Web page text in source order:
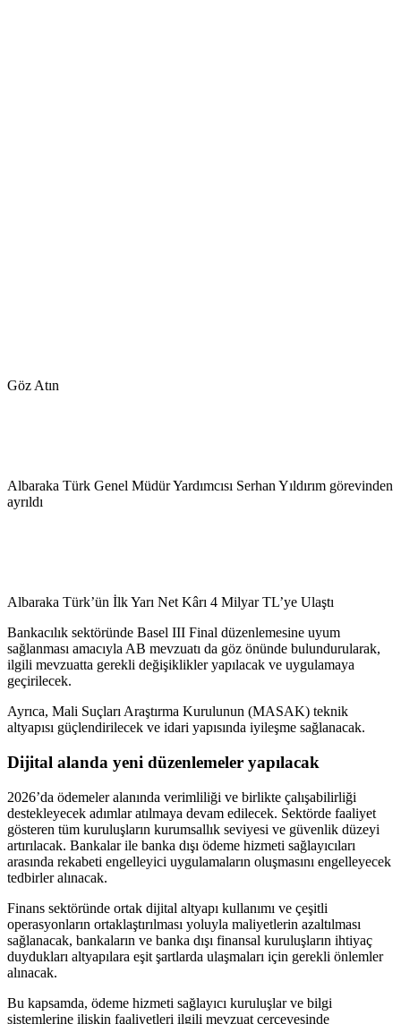
Göz Atın
Albaraka Türk Genel Müdür Yardımcısı Serhan Yıldırım görevinden
ayrıldı
Albaraka Türk’ün İlk Yarı Net Kârı 4 Milyar TL’ye Ulaştı
Bankacılık sektöründe Basel III Final düzenlemesine uyum
sağlanması amacıyla AB mevzuatı da göz önünde bulundurularak,
ilgili mevzuatta gerekli değişiklikler yapılacak ve uygulamaya
geçirilecek.
Ayrıca, Mali Suçları Araştırma Kurulunun (MASAK) teknik
altyapısı güçlendirilecek ve idari yapısında iyileşme sağlanacak.
Dijital alanda yeni düzenlemeler yapılacak
2026’da ödemeler alanında verimliliği ve birlikte çalışabilirliği
destekleyecek adımlar atılmaya devam edilecek. Sektörde faaliyet
gösteren tüm kuruluşların kurumsallık seviyesi ve güvenlik düzeyi
artırılacak. Bankalar ile banka dışı ödeme hizmeti sağlayıcıları
arasında rekabeti engelleyici uygulamaların oluşmasını engelleyecek
tedbirler alınacak.
Finans sektöründe ortak dijital altyapı kullanımı ve çeşitli
operasyonların ortaklaştırılması yoluyla maliyetlerin azaltılması
sağlanacak, bankaların ve banka dışı finansal kuruluşların ihtiyaç
duydukları altyapılara eşit şartlarda ulaşmaları için gerekli önlemler
alınacak.
Bu kapsamda, ödeme hizmeti sağlayıcı kuruluşlar ve bilgi
sistemlerine ilişkin faaliyetleri ilgili mevzuat çerçevesinde